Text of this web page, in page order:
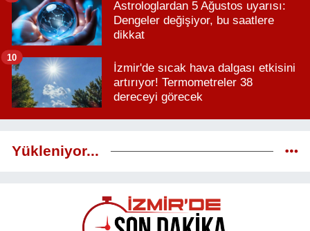
Astrologlardan 5 Ağustos uyarısı:
Dengeler değişiyor, bu saatlere
dikkat
İzmir'de sıcak hava dalgası etkisini
artırıyor! Termometreler 38
dereceyi görecek
10
Yükleniyor...